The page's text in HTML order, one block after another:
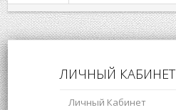
ЛИЧНЫЙ КАБИНЕТ
Личный Кабинет